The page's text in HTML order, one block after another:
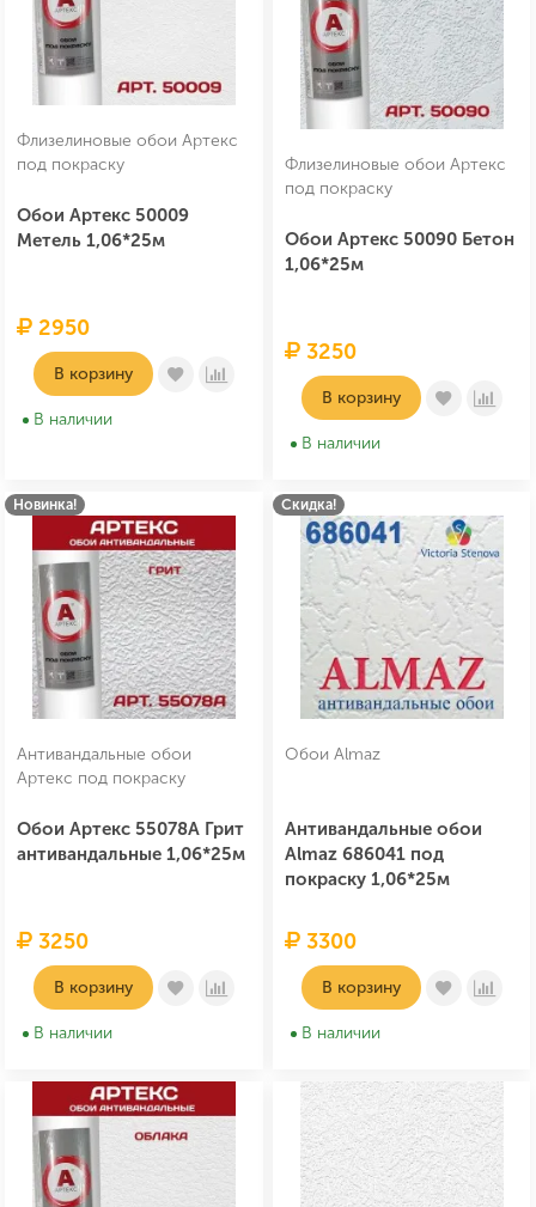
Флизелиновые обои Артекс
под покраску
Обои Артекс 50009
Метель 1,06*25м
2950
В корзину
В наличии
Флизелиновые обои Артекс
под покраску
Обои Артекс 50090 Бетон
1,06*25м
3250
В корзину
В наличии
Новинка!
Антивандальные обои
Артекс под покраску
Обои Артекс 55078А Грит
антивандальные 1,06*25м
3250
В корзину
В наличии
Скидка!
Обои Almaz
Антивандальные обои
Almaz 686041 под
покраску 1,06*25м
3300
В корзину
В наличии